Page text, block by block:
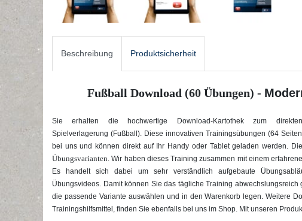
Beschreibung Produktsicherheit
Fußball Download (60 Übungen) -
Sie erhalten die hochwertige Download-Kartothek zum
Spielverlagerung (Fußball). Diese innovativen Trainingsübungen (64
bei uns und können direkt auf Ihr Handy oder Tablet geladen werden.
Übungsvarianten. Wir haben dieses Training zusammen mit einem
Es handelt sich dabei um sehr verständlich aufgebaute
Übungsvideos. Damit können Sie das tägliche Training
die passende Variante auswählen und in den Warenkorb legen. Weitere
Trainingshilfsmittel, finden Sie ebenfalls bei uns im Shop. Mit unseren